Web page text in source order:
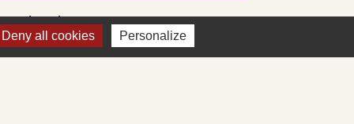
Signaler une erreur sur cette page
all cookies Personalize